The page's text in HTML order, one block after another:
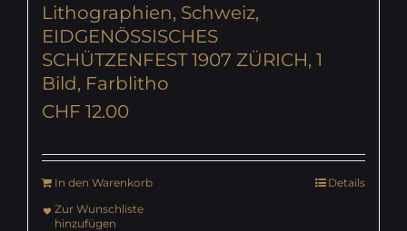
Lithographien, Schweiz,
EIDGENÖSSISCHES
SCHÜTZENFEST 1907 ZÜRICH, 1
Bild, Farblitho
CHF 12.00
In den Warenkorb
Details
Zur Wunschliste
hinzufügen